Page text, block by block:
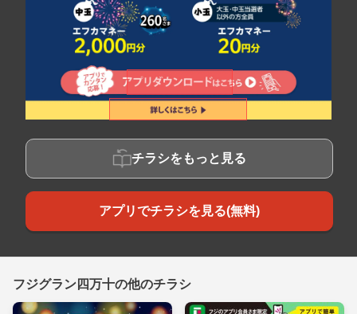
チラシをもっと見る
アプリでチラシを見る(無料)
フジグラン四万十の他のチラシ